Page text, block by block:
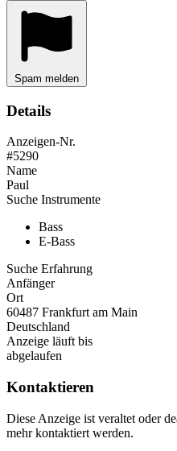
Spam melden
Details
Anzeigen-Nr.
#5290
Name
Paul
Suche Instrumente
Bass
E-Bass
Suche Erfahrung
Anfänger
Ort
60487 Frankfurt am Main
Deutschland
Anzeige läuft bis
abgelaufen
Kontaktieren
Diese Anzeige ist veraltet oder
mehr kontaktiert werden.